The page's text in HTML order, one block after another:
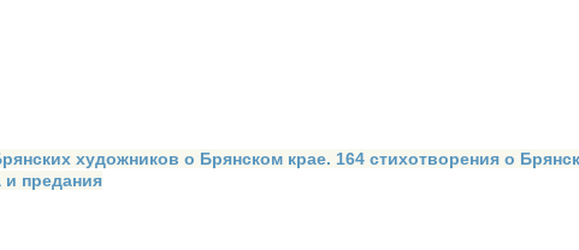
художников о Брянском крае. 164 стихотворения о
предания